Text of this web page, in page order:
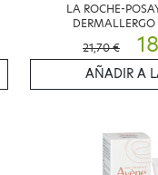
LA ROCHE-
21,70 €
AÑADIR A